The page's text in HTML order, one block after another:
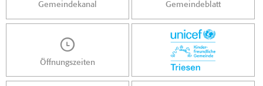
Gemeindekanal Gemeindeblatt
Öffnungszeiten